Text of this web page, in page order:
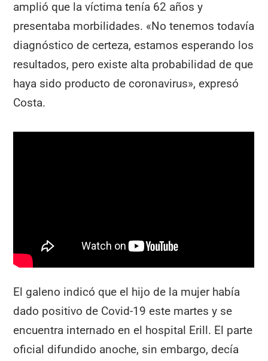
amplió que la víctima tenía 62 años y
presentaba morbilidades. «No tenemos todavía
diagnóstico de certeza, estamos esperando los
resultados, pero existe alta probabilidad de que
haya sido producto de coronavirus», expresó
Costa.
El galeno indicó que el hijo de la mujer había
dado positivo de Covid-19 este martes y se
encuentra internado en el hospital Erill. El parte
oficial difundido anoche, sin embargo, decía